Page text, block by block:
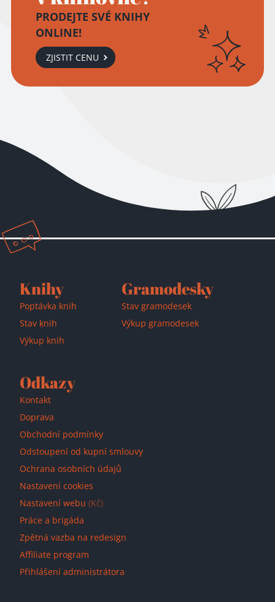
PRODEJTE SVÉ KNIHY
ONLINE!
ZJISTIT CENU
Přidáno do košíku!
Knihy
Poptávka knih
Stav knih
Výkup knih
Gramodesky
Stav gramodesek
Výkup gramodesek
Odkazy
Kontakt
Doprava
Obchodní podmínky
Odstoupení od kupní smlouvy
Ochrana osobních údajů
Nastavení cookies
Nastavení webu (Kč)
Práce a brigáda
Zpětná vazba na redesign
Affiliate program
Přihlášení administrátora